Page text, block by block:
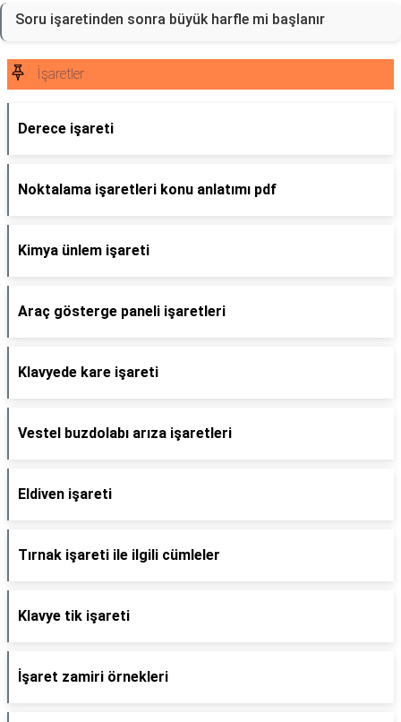
Soru işaretinden sonra büyük harfle mi başlanır
İşaretler
Derece işareti
Noktalama işaretleri konu anlatımı pdf
Kimya ünlem işareti
Araç gösterge paneli işaretleri
Klavyede kare işareti
Vestel buzdolabı arıza işaretleri
Eldiven işareti
Tırnak işareti ile ilgili cümleler
Klavye tik işareti
İşaret zamiri örnekleri